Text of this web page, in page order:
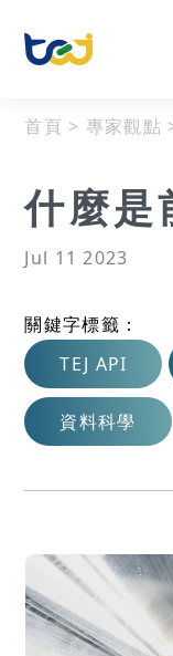
首頁 > 專家觀點
什麼是
Jul 11 2023
關鍵字標籤：
TEJ API
資料科學